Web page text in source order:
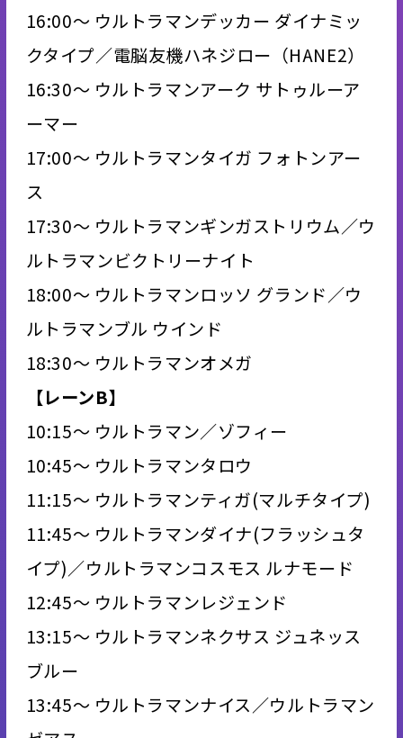
16:00～ ウルトラマンデッカー ダイナミッ
クタイプ／電脳友機ハネジロー（HANE2）
16:30～ ウルトラマンアーク サトゥルーア
ーマー
17:00～ ウルトラマンタイガ フォトンアー
ス
17:30～ ウルトラマンギンガストリウム／ウ
ルトラマンビクトリーナイト
18:00～ ウルトラマンロッソ グランド／ウ
ルトラマンブル ウインド
18:30～ ウルトラマンオメガ
【レーンB】
10:15～ ウルトラマン／ゾフィー
10:45～ ウルトラマンタロウ
11:15～ ウルトラマンティガ(マルチタイプ)
11:45～ ウルトラマンダイナ(フラッシュタ
イプ)／ウルトラマンコスモス ルナモード
12:45～ ウルトラマンレジェンド
13:15～ ウルトラマンネクサス ジュネッス
ブルー
13:45～ ウルトラマンナイス／ウルトラマン